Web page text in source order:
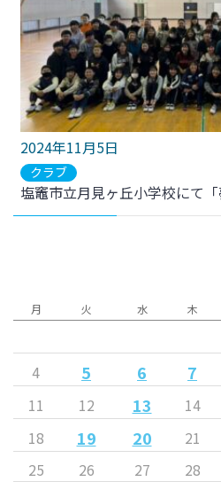
2024年11月5日
クラブ
月 火 水 木
4 5 6 7
11
12 13 14
18 19 20 21
25 26 27 28